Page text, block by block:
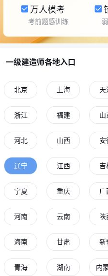
万人模考
考前题感训练
一级建造师各地入口
北京 上海 天
浙江 福建 山
河北 山西 安
辽宁 江西 吉
宁夏 重庆 广
河南 云南 陕
海南 甘肃 新
青海 湖南 内